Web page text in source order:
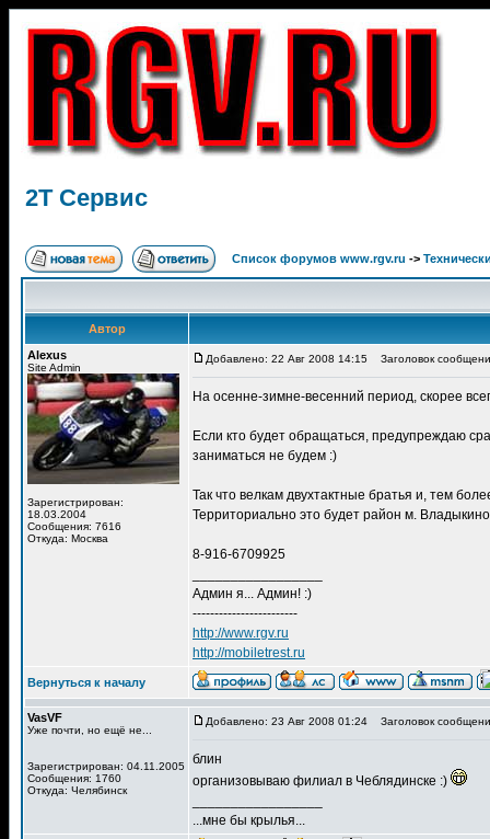
2Т Сервис
Список форумов www.rgv.ru ->
Автор
Alexus
Site Admin
Зарегистрирован:
18.03.2004
Сообщения: 7616
Откуда: Москва
Добавлено: 22 Авг 2008 14:15 Заголовок
На осенне-зимне-весенний период, скорее
Если кто будет обращаться, предупреждаю
заниматься не будем :)
Так что велкам двухтактные братья и, тем
Территориально это будет район м.
8-916-6709925
Админ я... Админ! :)
------------------------
http://www.rgv.ru
http://mobiletrest.ru
Вернуться к началу
VasVF
Уже почти, но ещё не...
Зарегистрирован: 04.11.2005
Сообщения: 1760
Откуда: Челябинск
Добавлено: 23 Авг 2008 01:24 Заголовок
блин
организовываю филиал в Чеблядинске :)
...мне бы крылья...